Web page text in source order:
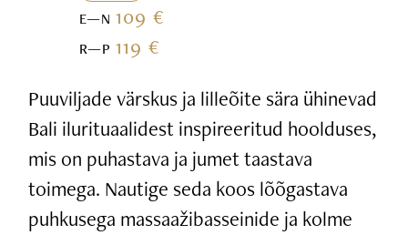
E—N109 €
R—P119 €
Puuviljade värskus ja lilleõite sära ühinevad
Bali ilurituaalidest inspireeritud hoolduses,
mis on puhastava ja jumet taastava
toimega. Nautige seda koos lõõgastava
puhkusega massaažibasseinide ja kolme